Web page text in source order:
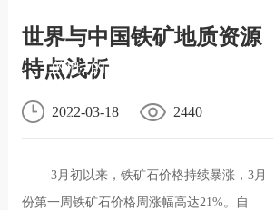
的概
况
的文
化
世界与中国铁矿地质资源
特点浅析
2022-03-18 2440
3月初以来，铁矿石价格持续暴涨，3月
份第一周铁矿石价格周涨幅高达21%。自